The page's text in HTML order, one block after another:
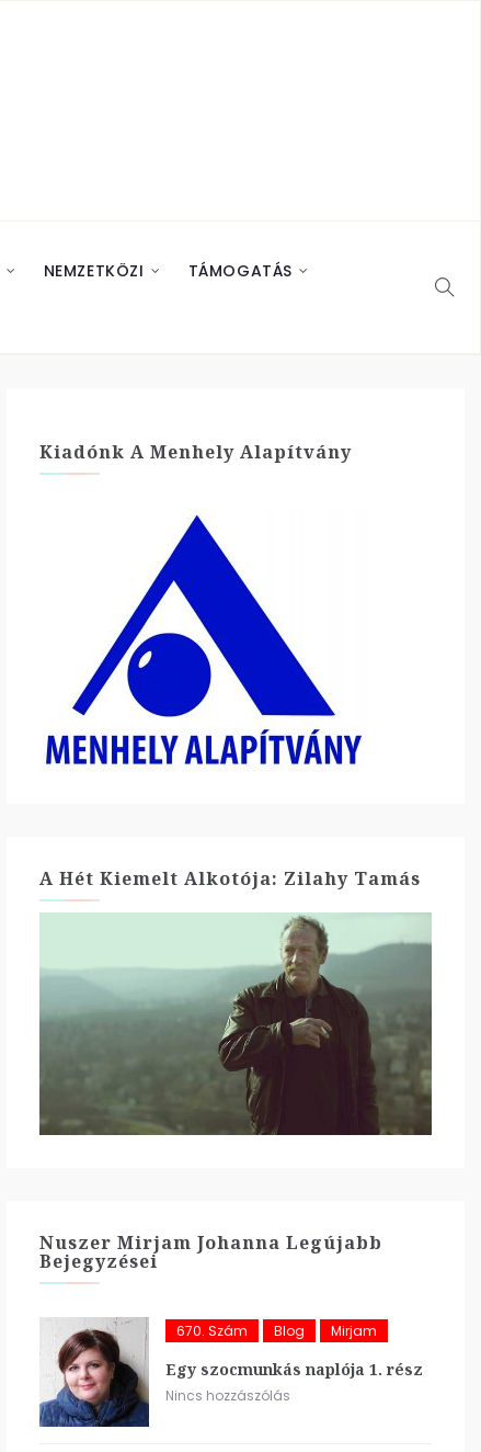
NEMZETKÖZI TÁMOGATÁS
Kiadónk A Menhely Alapítvány
A Hét Kiemelt Alkotója: Zilahy Tamás
Nuszer Mirjam Johanna Legújabb
Bejegyzései
670. Szám Blog Mirjam
Egy szocmunkás naplója 1. rész
Nincs hozzászólás